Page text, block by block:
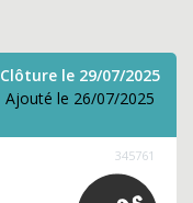
Clôture le 29/07/2025
Ajouté le 26/07/2025
345761